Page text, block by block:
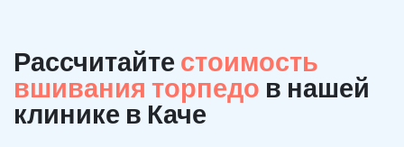
Рассчитайте стоимость
вшивания торпедо в нашей
клинике в Каче